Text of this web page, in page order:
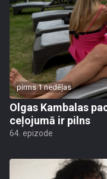
pirms 1 nedēļas
Olgas Kambalas
ceļojumā ir pilns
64. epizode